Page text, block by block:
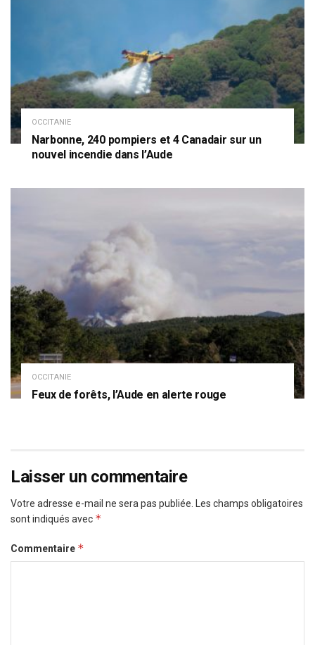
OCCITANIE
Narbonne, 240 pompiers et 4 Canadair sur un
nouvel incendie dans l’Aude
OCCITANIE
Feux de forêts, l’Aude en alerte rouge
Laisser un commentaire
Votre adresse e-mail ne sera pas publiée.
Les champs obligatoires
sont indiqués avec *
Commentaire *